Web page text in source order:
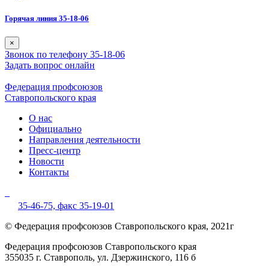
Горячая линия 35-18-06
×
Звонок по телефону 35-18-06
Задать вопрос онлайн
Федерация профсоюзов
Ставропольского края
О нас
Официально
Направления деятельности
Пресс-центр
Новости
Контакты
35-46-75, факс 35-19-01
© Федерация профсоюзов Ставропольского края, 2021г
Федерация профсоюзов Ставропольского края
355035 г. Ставрополь, ул. Дзержинского, 116 б